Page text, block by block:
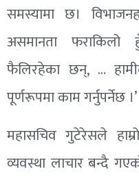
समस्यामा छ।
असमानता
फैलिरहेका छन्, …
पूर्णरूपमा काम गर्नुपर्नेछ ।’
महासचिव गुटेरेसले
व्यवस्था लाचार बन्दै